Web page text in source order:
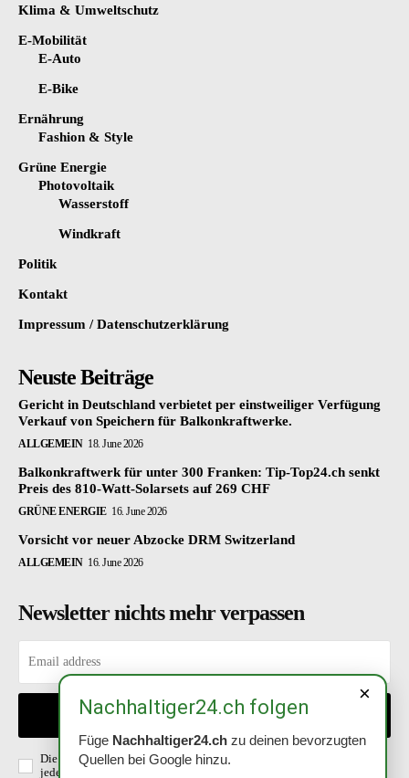
Klima & Umweltschutz
E-Mobilität
E-Auto
E-Bike
Ernährung
Fashion & Style
Grüne Energie
Photovoltaik
Wasserstoff
Windkraft
Politik
Kontakt
Impressum / Datenschutzerklärung
Neuste Beiträge
Gericht in Deutschland verbietet per einstweiliger Verfügung
Verkauf von Speichern für Balkonkraftwerke.
ALLGEMEIN 18. June 2026
Balkonkraftwerk für unter 300 Franken: Tip-Top24.ch senkt
Preis des 810-Watt-Solarsets auf 269 CHF
GRÜNE ENERGIE 16. June 2026
Vorsicht vor neuer Abzocke DRM Switzerland
ALLGEMEIN 16. June 2026
Newsletter nichts mehr verpassen
EINTRAGEN
Die Richtlinien habe ich gelesen und akzeptiert. Abmeldung ist
jederzeit möglich.
×
Nachhaltiger24.ch folgen
Füge Nachhaltiger24.ch zu deinen bevorzugten
Quellen bei Google hinzu.